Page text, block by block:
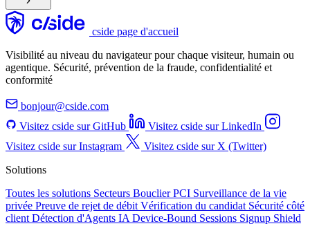
cside page d'accueil
Visibilité au niveau du navigateur pour chaque visiteur, humain ou
agentique. Sécurité, prévention de la fraude, confidentialité et
conformité
bonjour@cside.com
Visitez cside sur GitHub
Visitez cside sur LinkedIn
Visitez cside sur Instagram
Visitez cside sur X (Twitter)
Solutions
Toutes les solutions Secteurs Bouclier PCI Surveillance de la vie
privée Preuve de rejet de débit Vérification du candidat Sécurité côté
client Détection d'Agents IA Device-Bound Sessions Signup Shield